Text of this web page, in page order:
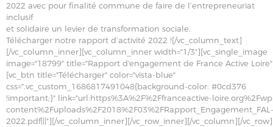
2022 avec pour finalité commune de faire de l’entrepreneuriat
inclusif
et solidaire un levier de transformation sociale.
Télécharger notre rapport d’activité 2022 ![/vc_column_text]
[/vc_column_inner][vc_column_inner width="1/3"][vc_single_image
image="18799" title="Rapport d'engagement de France Active
[vc_btn title="Télécharger" color="vista-blue"
css=".vc_custom_1686817491048{background-color: #0cd376
!important;}" link="url:https%3A%2F%2Ffranceactive-
content%2Fuploads%2F2018%2F03%2FRapport_Engagement_FAL-
2022.pdf|||"][/vc_column_inner][/vc_row_inner][/vc_column][/vc_row]